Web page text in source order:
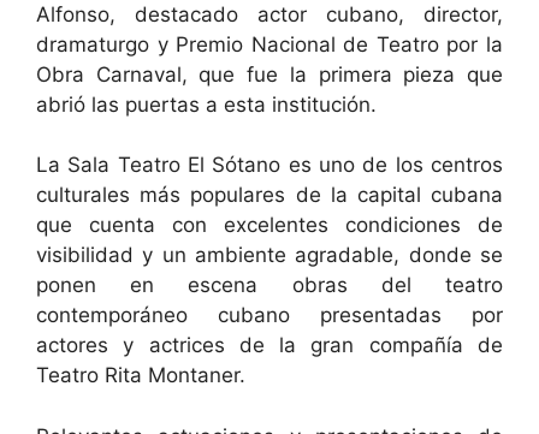
Alfonso, destacado actor cubano, director,
dramaturgo y Premio Nacional de Teatro por la
Obra Carnaval, que fue la primera pieza que
abrió las puertas a esta institución.
La Sala Teatro El Sótano es uno de los centros
culturales más populares de la capital cubana
que cuenta con excelentes condiciones de
visibilidad y un ambiente agradable, donde se
ponen en escena obras del teatro
contemporáneo cubano presentadas por
actores y actrices de la gran compañía de
Teatro Rita Montaner.